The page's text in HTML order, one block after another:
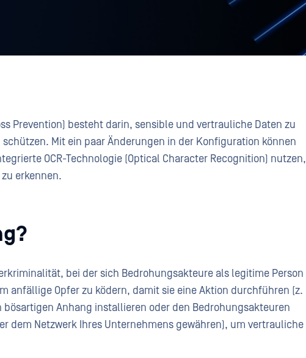
Prevention) besteht darin, sensible und vertrauliche Daten zu
schützen. Mit ein paar Änderungen in der Konfiguration können
OCR-Technologie (Optical Character Recognition) nutzen,
erkennen.
bei der sich Bedrohungsakteure als legitime Person
anfällige Opfer zu ködern, damit sie eine Aktion durchführen (z.
bösartigen Anhang installieren oder den Bedrohungsakteuren
dem Netzwerk Ihres Unternehmens gewähren), um vertrauliche